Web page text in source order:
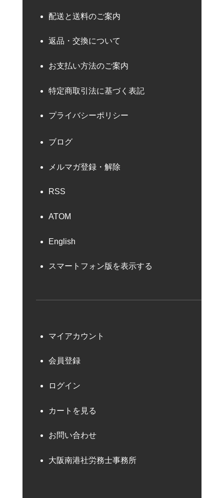
配送と送料のご案内
返品・交換について
お支払い方法のご案内
特定商取引法に基づく表記
プライバシーポリシー
ブログ
メルマガ登録・解除
RSS
ATOM
English
スマートフォン版を表示する
マイアカウント
会員登録
ログイン
カートを見る
お問い合わせ
大阪南港社労務士事務所